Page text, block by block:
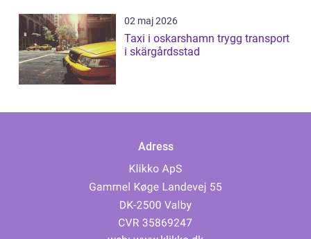
02 maj 2026
Taxi i oskarshamn trygg transport
i skärgårdsstad
Adress